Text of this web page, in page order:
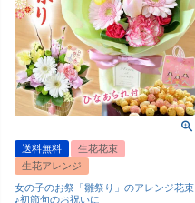
送料無料
生花花束
生花アレンジ
女の子のお祭「雛祭り」のアレンジ花束
♪初節句のお祝いに